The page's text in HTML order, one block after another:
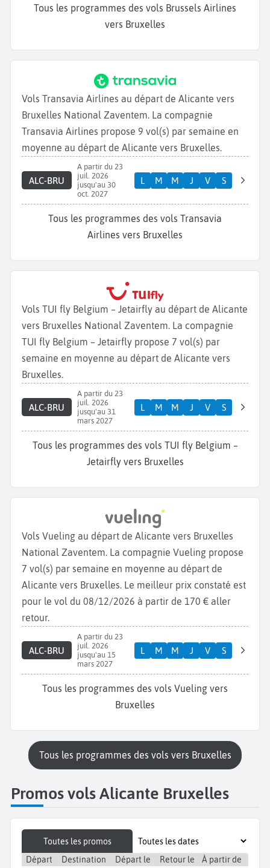
Tous les programmes des vols Brussels Airlines
vers Bruxelles
Vols Transavia Airlines au départ de Alicante vers
Bruxelles National Zaventem. La compagnie
Transavia Airlines propose 9 vol(s) par semaine en
moyenne au départ de Alicante vers Bruxelles.
ALC-BRU
A partir du 23
juil. 2026
jusqu'au 30
oct. 2027
L M M J V S
Tous les programmes des vols Transavia
Airlines vers Bruxelles
Vols TUI fly Belgium – Jetairfly au départ de Alicante
vers Bruxelles National Zaventem. La compagnie
TUI fly Belgium – Jetairfly propose 7 vol(s) par
semaine en moyenne au départ de Alicante vers
Bruxelles.
ALC-BRU
A partir du 23
juil. 2026
jusqu'au 31
mars 2027
L M M J V S
Tous les programmes des vols TUI fly Belgium –
Jetairfly vers Bruxelles
Vols Vueling au départ de Alicante vers Bruxelles
National Zaventem. La compagnie Vueling propose
7 vol(s) par semaine en moyenne au départ de
Alicante vers Bruxelles. Le meilleur prix constaté est
pour le vol du 08/12/2026 à partir de 170 € aller
retour.
ALC-BRU
A partir du 23
juil. 2026
jusqu'au 15
mars 2027
L M M J V S
Tous les programmes des vols Vueling vers
Bruxelles
Tous les programmes des vols vers Bruxelles
Promos vols Alicante Bruxelles
Toutes les promos
Départ
Destination Départ le Retour le À partir de